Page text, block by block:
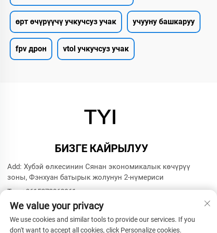
өрт өчүрүүчү учкучсуз учак учууну башкаруу
fpv дрон vtol учкучсуз учак
БИЗГЕ КАЙРЫЛУУ
Add: Хубэй өлкесинин Сянан экономикалык көчүрүү
зоны, Фэнхуан батырык жолунун 2-нүмериси
Тел:+8615272063961
Э-почта:[email protected]
We value your privacy
We use cookies and similar tools to provide our services. If you
don't want to accept all cookies, click Personalize cookies.